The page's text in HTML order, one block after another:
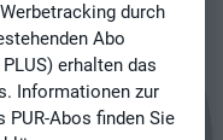
durch
Abo
erhalten das
Informationen zur
PUR-Abos finden Sie